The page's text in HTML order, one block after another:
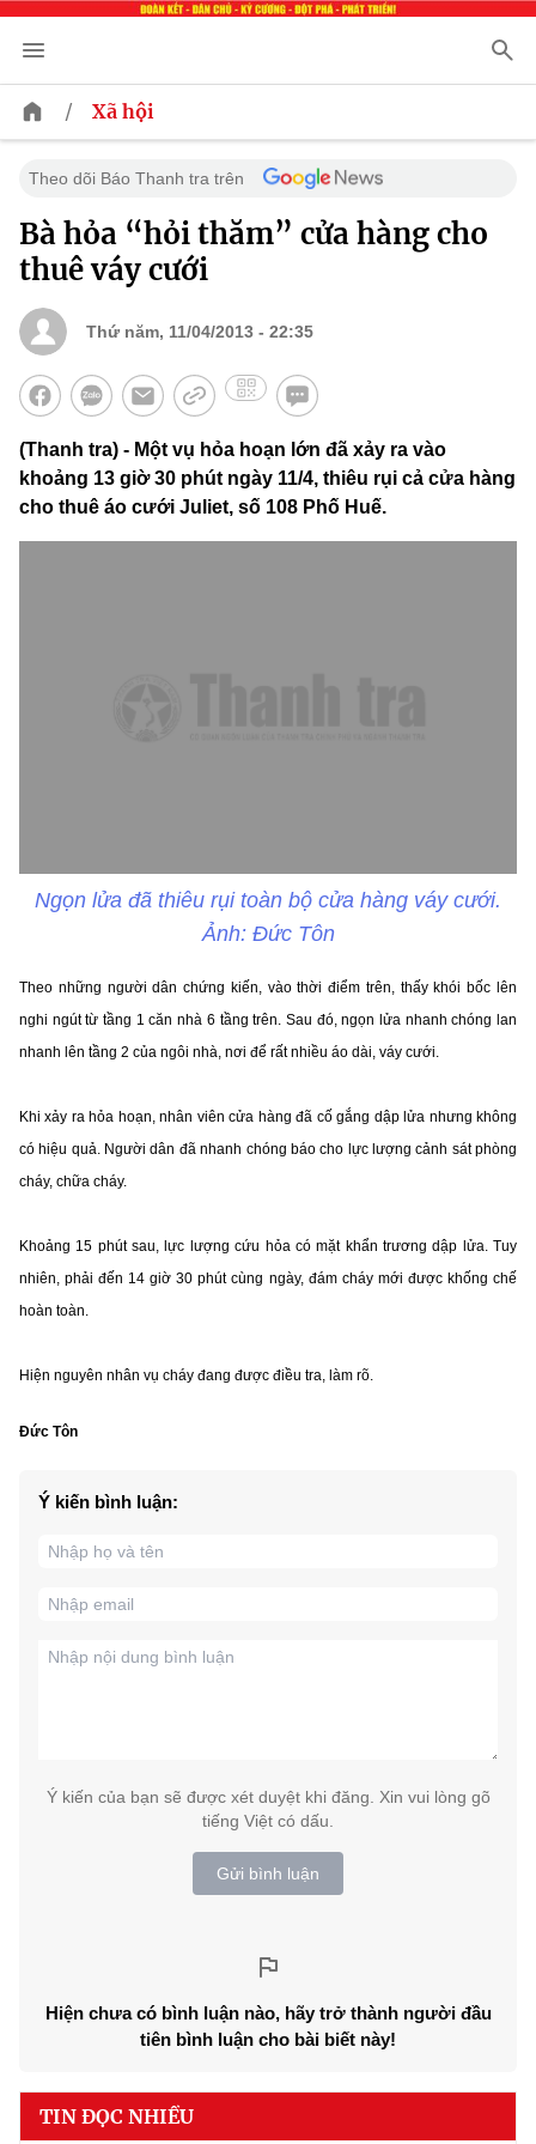
/ Xã hội
Theo dõi Báo Thanh tra trên
Bà hỏa “hỏi thăm” cửa hàng cho
thuê váy cưới
Thứ năm, 11/04/2013 - 22:35
(Thanh tra) - Một vụ hỏa hoạn lớn đã xảy ra vào
khoảng 13 giờ 30 phút ngày 11/4, thiêu rụi cả cửa hàng
cho thuê áo cưới Juliet, số 108 Phố Huế.
Ngọn lửa đã thiêu rụi toàn bộ cửa hàng váy cưới.
Ảnh: Đức Tôn
Theo những người dân chứng kiến, vào thời điểm trên, thấy khói bốc lên
nghi ngút từ tầng 1 căn nhà 6 tầng trên. Sau đó, ngọn lửa nhanh chóng lan
nhanh lên tầng 2 của ngôi nhà, nơi để rất nhiều áo dài, váy cưới.
Khi xảy ra hỏa hoạn, nhân viên cửa hàng đã cố gắng dập lửa nhưng không
có hiệu quả. Người dân đã nhanh chóng báo cho lực lượng cảnh sát phòng
cháy, chữa cháy.
Khoảng 15 phút sau, lực lượng cứu hỏa có mặt khẩn trương dập lửa. Tuy
nhiên, phải đến 14 giờ 30 phút cùng ngày, đám cháy mới được khống chế
hoàn toàn.
Hiện nguyên nhân vụ cháy đang được điều tra, làm rõ.
Đức Tôn
Ý kiến bình luận:
Ý kiến của bạn sẽ được xét duyệt khi đăng. Xin vui lòng gõ
tiếng Việt có dấu.
Gửi bình luận
Hiện chưa có bình luận nào, hãy trở thành người đầu
tiên bình luận cho bài biết này!
TIN ĐỌC NHIỀU